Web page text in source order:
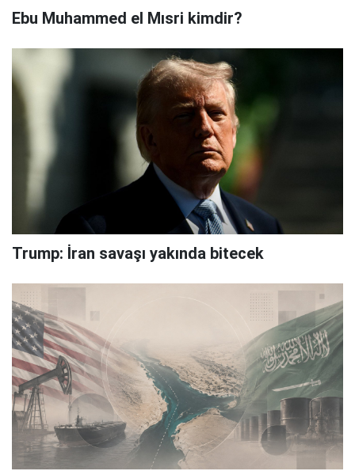
Ebu Muhammed el Mısri kimdir?
Trump: İran savaşı yakında bitecek